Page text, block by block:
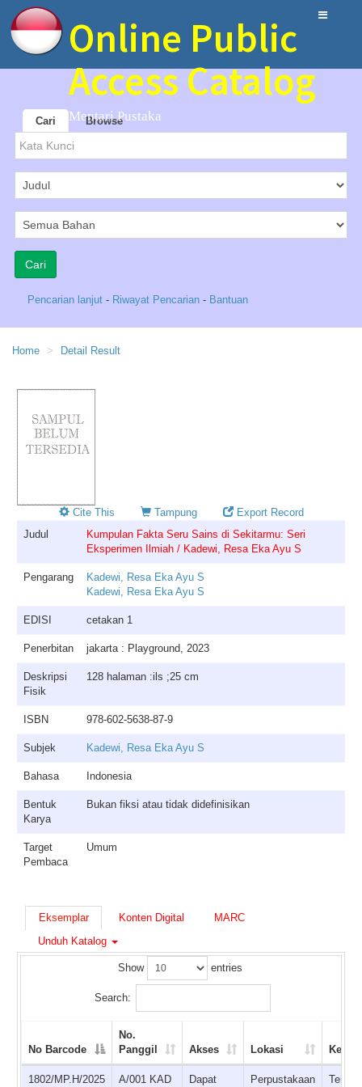
Online Public
Access Catalog
Mentari Pustaka
Cari Browse
Pencarian lanjut - Riwayat Pencarian - Bantuan
Home Detail Result
Cite This Tampung
Export Record
Judul
Kumpulan Fakta Seru Sains di Sekitarmu: Seri
Eksperimen Ilmiah / Kadewi, Resa Eka Ayu S
Pengarang
Kadewi, Resa Eka Ayu S
Kadewi, Resa Eka Ayu S
EDISI cetakan 1
Penerbitan jakarta : Playground, 2023
Deskripsi
Fisik
128 halaman :ils ;25 cm
ISBN 978-602-5638-87-9
Subjek Kadewi, Resa Eka Ayu S
Bahasa Indonesia
Bentuk
Karya
Bukan fiksi atau tidak didefinisikan
Target
Pembaca
Umum
Eksemplar Konten Digital
MARC
Unduh Katalog
Show entries
Search:
No Barcode
No.
Panggil
Akses Lokasi
1802/MP.H/2025 A/001 KAD Dapat Perpustakaan